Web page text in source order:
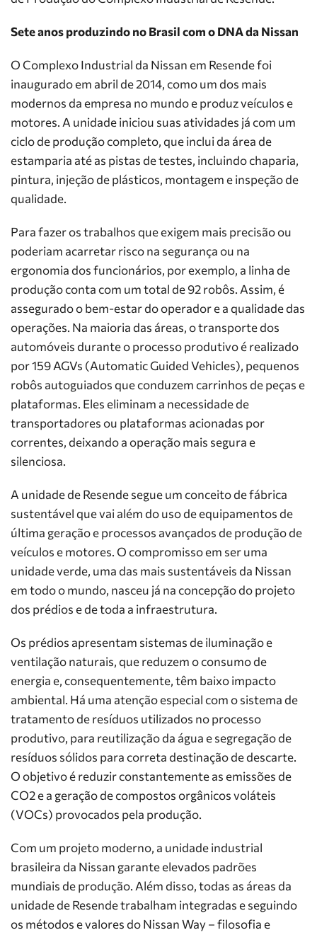
Sete anos produzindo no Brasil com o DNA da Nissan
O Complexo Industrial da Nissan em Resende foi
inaugurado em abril de 2014, como um dos mais
modernos da empresa no mundo e produz veículos e
motores. A unidade iniciou suas atividades já com um
ciclo de produção completo, que inclui da área de
estamparia até as pistas de testes, incluindo chaparia,
pintura, injeção de plásticos, montagem e inspeção de
qualidade.
Para fazer os trabalhos que exigem mais precisão ou
poderiam acarretar risco na segurança ou na
ergonomia dos funcionários, por exemplo, a linha de
produção conta com um total de 92 robôs. Assim, é
assegurado o bem-estar do operador e a qualidade das
operações. Na maioria das áreas, o transporte dos
automóveis durante o processo produtivo é realizado
por 159 AGVs (Automatic Guided Vehicles), pequenos
robôs autoguiados que conduzem carrinhos de peças e
plataformas. Eles eliminam a necessidade de
transportadores ou plataformas acionadas por
correntes, deixando a operação mais segura e
silenciosa.
A unidade de Resende segue um conceito de fábrica
sustentável que vai além do uso de equipamentos de
última geração e processos avançados de produção de
veículos e motores. O compromisso em ser uma
unidade verde, uma das mais sustentáveis da Nissan
em todo o mundo, nasceu já na concepção do projeto
dos prédios e de toda a infraestrutura.
Os prédios apresentam sistemas de iluminação e
ventilação naturais, que reduzem o consumo de
energia e, consequentemente, têm baixo impacto
ambiental. Há uma atenção especial com o sistema de
tratamento de resíduos utilizados no processo
produtivo, para reutilização da água e segregação de
resíduos sólidos para correta destinação de descarte.
O objetivo é reduzir constantemente as emissões de
CO2 e a geração de compostos orgânicos voláteis
(VOCs) provocados pela produção.
Com um projeto moderno, a unidade industrial
brasileira da Nissan garante elevados padrões
mundiais de produção. Além disso, todas as áreas da
unidade de Resende trabalham integradas e seguindo
os métodos e valores do Nissan Way – filosofia e